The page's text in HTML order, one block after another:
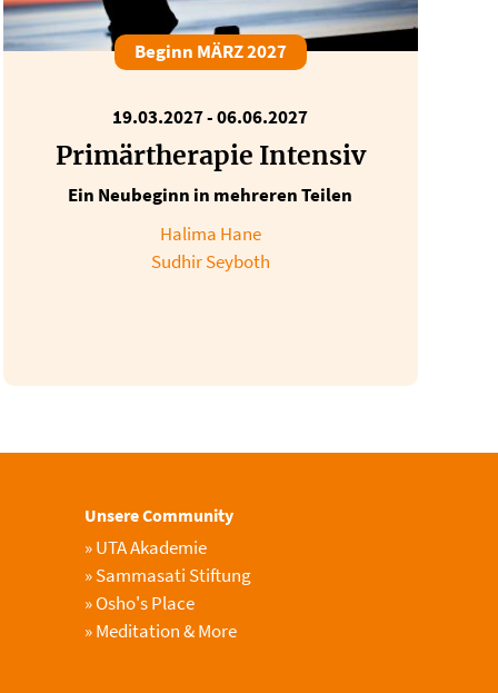
Beginn MÄRZ 2027
19.03.2027 - 06.06.2027
Primärtherapie Intensiv
Ein Neubeginn in mehreren Teilen
Halima Hane
Sudhir Seyboth
Unsere Community
»UTA Akademie
»Sammasati Stiftung
»Osho's Place
»Meditation & More